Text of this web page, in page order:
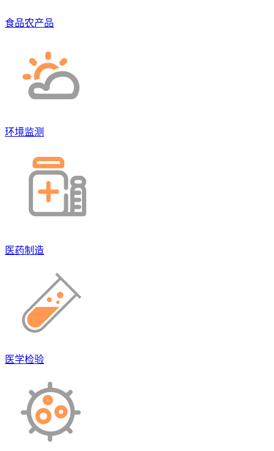
食品农产品
环境监测
医药制造
医学检验